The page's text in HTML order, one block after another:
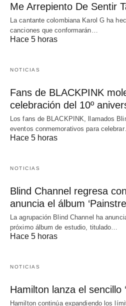
Me Arrepiento De Sentir
La cantante colombiana Karol G ha
canciones que conformarán…
Hace 5 horas
NOTICIAS
Fans de BLACKPINK
celebración del 10º
Los fans de BLACKPINK, llamados
eventos conmemorativos para
Hace 5 horas
NOTICIAS
Blind Channel regresa
anuncia el álbum
La agrupación Blind Channel ha
próximo álbum de estudio, titulado…
Hace 5 horas
NOTICIAS
Hamilton lanza el sencillo
Hamilton continúa expandiendo los